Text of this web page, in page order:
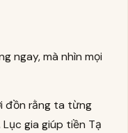
ngay, mà nhìn mọi
đồn rằng ta từng
gia giúp tiền Tạ